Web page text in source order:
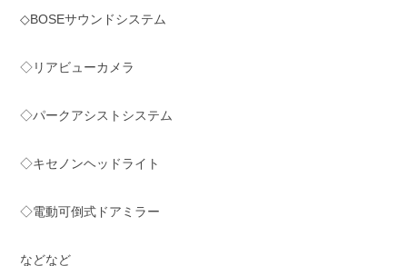
◇BOSEサウンドシステム
◇リアビューカメラ
◇パークアシストシステム
◇キセノンヘッドライト
◇電動可倒式ドアミラー
などなど